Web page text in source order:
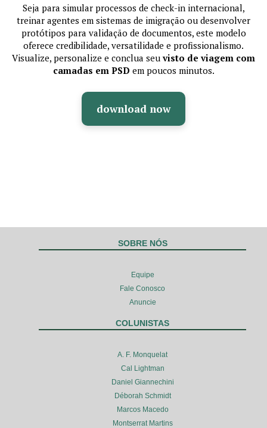
Seja para simular processos de check-in internacional,
treinar agentes em sistemas de imigração ou desenvolver
protótipos para validação de documentos, este modelo
oferece credibilidade, versatilidade e profissionalismo.
Visualize, personalize e conclua seuvisto de viagem com
camadas em PSD em poucos minutos.
download now
SOBRE NÓS
Equipe
Fale Conosco
Anuncie
COLUNISTAS
A. F. Monquelat
Cal Lightman
Daniel Giannechini
Déborah Schmidt
Marcos Macedo
Montserrat Martins